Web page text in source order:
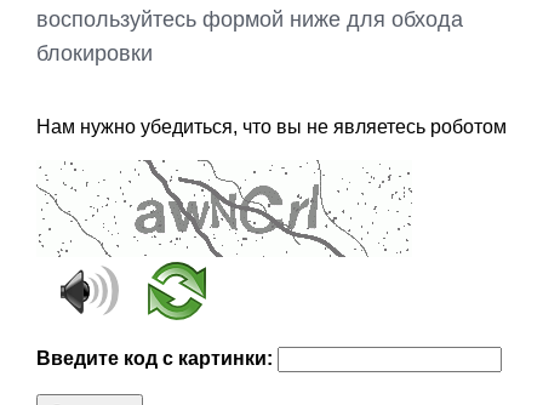
воспользуйтесь формой ниже для обхода
блокировки
Нам нужно убедиться, что вы не являетесь роботом
Введите код с картинки: